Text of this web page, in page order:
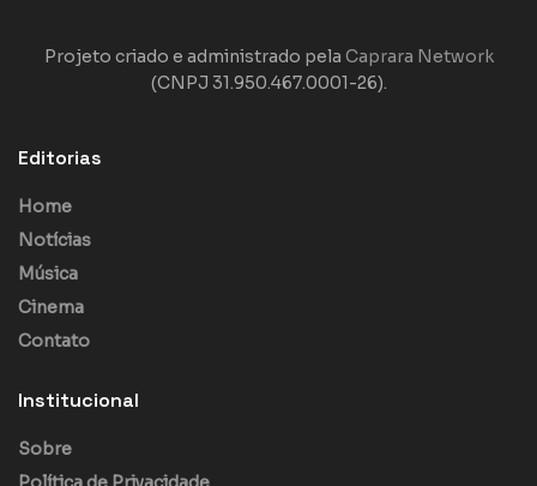
Projeto criado e administrado pela Caprara Network
(CNPJ 31.950.467.0001-26).
Editorias
Home
Notícias
Música
Cinema
Contato
Institucional
Sobre